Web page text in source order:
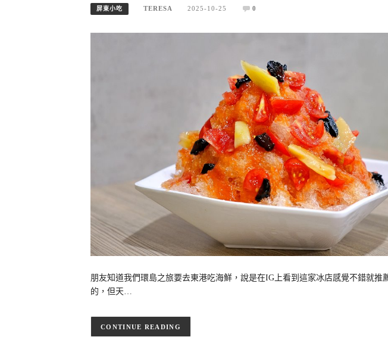
屏東小吃 TERESA 2025-10-25 0
朋友知道我們環島之旅要去東港吃海鮮，說是在IG上看到這家冰店感覺不錯就推
的，但天…
CONTINUE READING